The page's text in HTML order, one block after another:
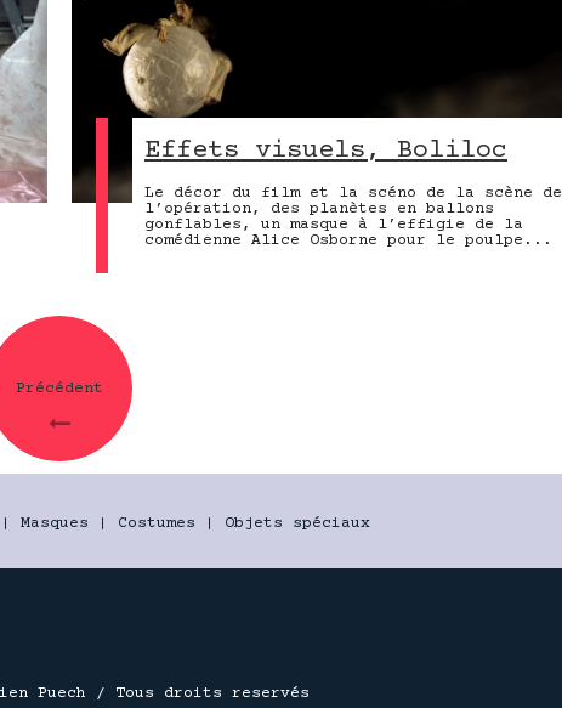
Effets visuels, Boliloc
Le décor du film et la scéno de la scène de
l’opération, des planètes en ballons
gonflables, un masque à l’effigie de la
comédienne Alice Osborne pour le poulpe...
Précédent
Masques Costumes Objets spéciaux
Puech / Tous droits reservés